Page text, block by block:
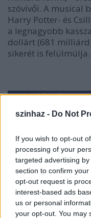
szinhaz - Do Not
If you wish to opt-out
processing of your
targeted advertising
section to confirm
opt-out request is
interest-based ads
us or personal
your opt-out. You may
szóvivői. A musical
Harry Potter- és
a legnagyobb
dollárt (681
sikerét is felülmúlja.